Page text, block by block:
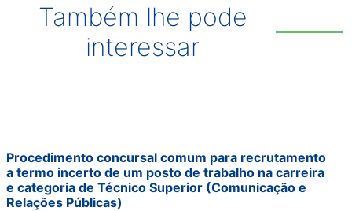
Também lhe pode
interessar
Procedimento concursal comum para recrutamento
a termo incerto de um posto de trabalho na carreira
e categoria de Técnico Superior (Comunicação e
Relações Públicas)